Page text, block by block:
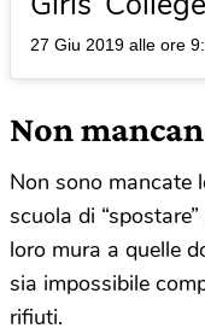
27 Giu 2019 alle ore
Non
Non sono mancate
scuola di
loro mura a quelle
sia impossibile
rifiuti.